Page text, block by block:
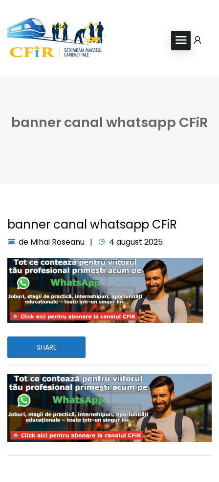
banner canal whatsapp CFiR
banner canal whatsapp CFiR
de Mihai Roseanu 4 august 2025
SHARE